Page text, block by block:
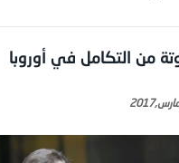
من التكامل في أوروبا